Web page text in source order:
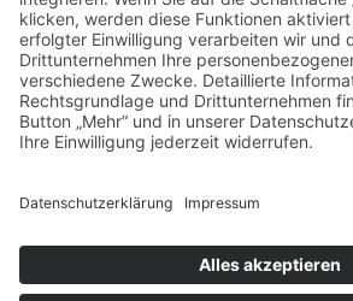
Camping
Gäste-Guests-Gość Book